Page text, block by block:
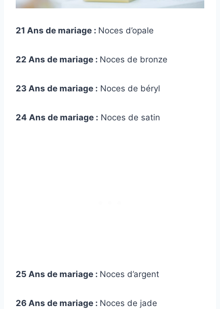
21 Ans de mariage : Noces d’opale
22 Ans de mariage : Noces de bronze
23 Ans de mariage : Noces de béryl
24 Ans de mariage : Noces de satin
25 Ans de mariage : Noces d’argent
26 Ans de mariage : Noces de jade